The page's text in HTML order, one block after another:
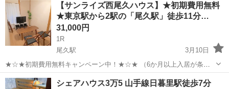
【サンライズ西尾久ハウス】★初期費用無料
★東京駅から2駅の「尾久駅」徒歩11分…
31,000円
1R
尾久駅
3月10日
★☆★初期費用無料キャンペーン中！★☆★ （6か月以上入居が条件
です。詳細はお問い合わせください。） 2015年3月リノベーションオ
ープン。 上野-東京ライン、宇都宮・高崎線「尾久駅」徒歩11分のシェ
東京 荒川区 シェアハウス 個室
シェアハウス3万5 山手線日暮里駅徒歩7分